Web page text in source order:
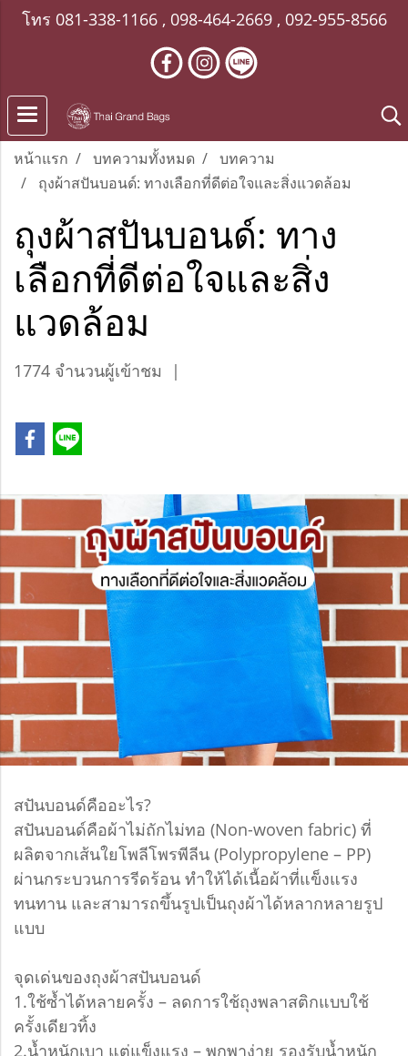
โทร 081-338-1166, 098-464-2669, 092-955-8566
หน้าแรก บทความทั้งหมด
บทความ
ถุงผ้าสปันบอนด์: ทางเลือกที่ดีต่อใจและสิ่งแวดล้อม
ถุงผ้าสปันบอนด์: ทาง
เลือกที่ดีต่อใจและสิ่ง
แวดล้อม
1774 จำนวนผู้เข้าชม |
สปันบอนด์คืออะไร?
สปันบอนด์คือผ้าไม่ถักไม่ทอ (Non-woven fabric) ที่
ผลิตจากเส้นใยโพลีโพรพีลีน (Polypropylene – PP)
ผ่านกระบวนการรีดร้อน ทำให้ได้เนื้อผ้าที่แข็งแรง
ทนทาน และสามารถขึ้นรูปเป็นถุงผ้าได้หลากหลายรูป
แบบ
จุดเด่นของถุงผ้าสปันบอนด์
1.ใช้ซ้ำได้หลายครั้ง – ลดการใช้ถุงพลาสติกแบบใช้
ครั้งเดียวทิ้ง
2.น้ำหนักเบา แต่แข็งแรง – พกพาง่าย รองรับน้ำหนัก